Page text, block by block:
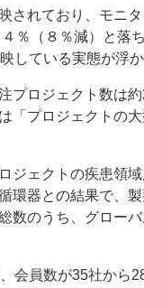
れており、モニタ
％（８％減）と落
している実態が浮か
ロジェクト数は
「プロジェクトの
ェクトの疾患領
環器との結果で、
数のうち、グローバ
会員数が35社から